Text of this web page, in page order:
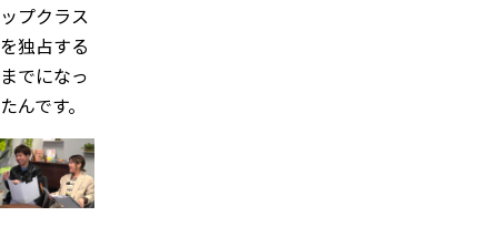
ップクラス
を独占する
までになっ
たんです。